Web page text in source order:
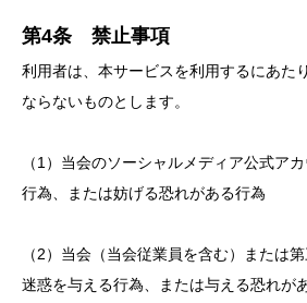
第4条 禁止事項
利用者は、本サービスを利用するにあた
ならないものとします。
（1）当会のソーシャルメディア公式ア
行為、または妨げる恐れがある行為
（2）当会（当会従業員を含む）または
迷惑を与える行為、または与える恐れが